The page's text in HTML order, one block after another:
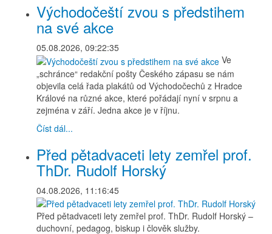
Východočeští zvou s předstihem
na své akce
05.08.2026, 09:22:35
Ve
„schránce“ redakční pošty Českého zápasu se nám
objevila celá řada plakátů od Východočechů z Hradce
Králové na různé akce, které pořádají nyní v srpnu a
zejména v září. Jedna akce je v říjnu.
Číst dál...
Před pětadvaceti lety zemřel prof.
ThDr. Rudolf Horský
04.08.2026, 11:16:45
Před pětadvaceti lety zemřel prof. ThDr. Rudolf Horský –
duchovní, pedagog, biskup i člověk služby.